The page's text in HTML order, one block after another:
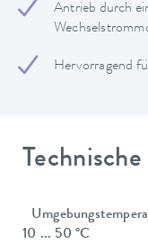
Antrieb durch
Hervorragend
10 ... 50 °C